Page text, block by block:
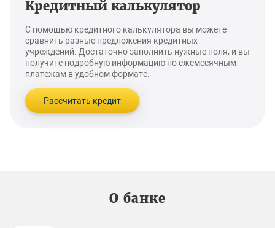
Кредитный калькулятор
С помощью кредитного калькулятора вы можете
сравнить разные предложения кредитных
учреждений. Достаточно заполнить нужные поля, и вы
получите подробную информацию по ежемесячным
платежам в удобном формате.
Рассчитать кредит
О банке